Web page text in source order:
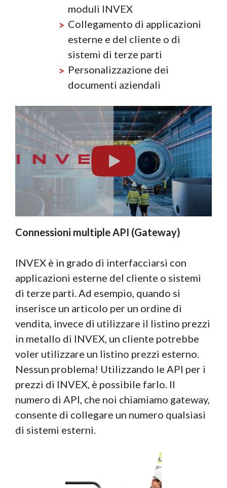
moduli INVEX
Collegamento di applicazioni
esterne e del cliente o di
sistemi di terze parti
Personalizzazione dei
documenti aziendali
Connessioni multiple API (Gateway)
INVEX è in grado di interfacciarsi con
applicazioni esterne del cliente o sistemi
di terze parti. Ad esempio, quando si
inserisce un articolo per un ordine di
vendita, invece di utilizzare il listino prezzi
in metallo di INVEX, un cliente potrebbe
voler utilizzare un listino prezzi esterno.
Nessun problema! Utilizzando le API per i
prezzi di INVEX, è possibile farlo. Il
numero di API, che noi chiamiamo gateway,
consente di collegare un numero qualsiasi
di sistemi esterni.